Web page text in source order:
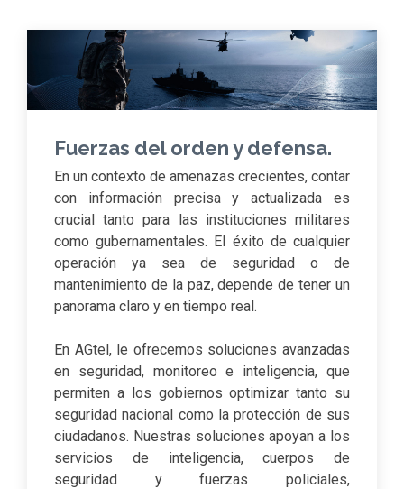
Fuerzas del orden y defensa.
En un contexto de amenazas crecientes, contar
con información precisa y actualizada es
crucial tanto para las instituciones militares
como gubernamentales. El éxito de cualquier
operación ya sea de seguridad o de
mantenimiento de la paz, depende de tener un
panorama claro y en tiempo real.
En AGtel, le ofrecemos soluciones avanzadas
en seguridad, monitoreo e inteligencia, que
permiten a los gobiernos optimizar tanto su
seguridad nacional como la protección de sus
ciudadanos. Nuestras soluciones apoyan a los
servicios de inteligencia, cuerpos de
seguridad y fuerzas policiales,